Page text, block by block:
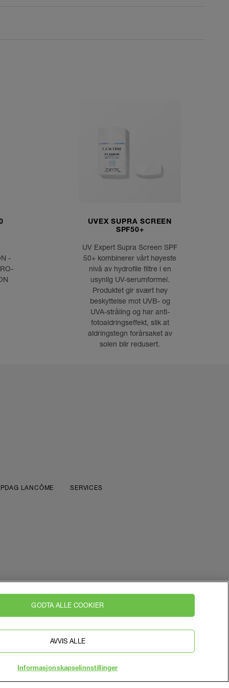
synlige aldringstegn:
er det synlige resultater, huden
hudfornyelse.
cellefornyelse.
GJENANVENDELIG EMBALLASJE
beviser at det er mulig å kombinere
og bærekraftig utvikling. Den gyldne
på igjen og gjør det mulig for deg å
år.
til neste nivå ved å introdusere serum
til kremen fra Absoule-
The Serum, følg opp med Absolue
med Absolue Eye Cream for en
-
UVEX SUPRA SCREEN
SPF50+
UV Expert Supra Screen SPF
50+ kombinerer vårt høyeste
nivå av hydrofile filtre i en
usynlig UV-serumformel.
Produktet gir svært høy
beskyttelse mot UVB- og
UVA-stråling og har anti-
fotoaldringseffekt, slik at
aldringstegn forårsaket av
solen blir redusert.
LANCÔME SERVICES
PERSONVERNERKLÆRING
Informasjonskapselinnstillinger
AVVIS ALLE
GODTA ALLE COOKIER